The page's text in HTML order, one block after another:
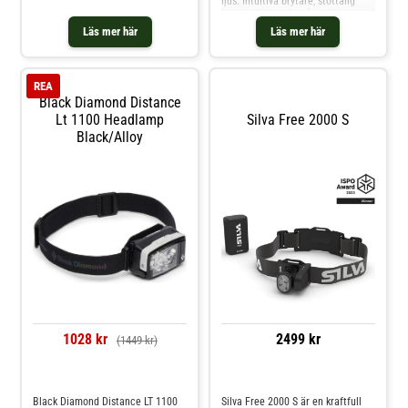
Läs mer här Läs mer här
konstruktion och mångsidiga
funktioner ger en utmärkt
användarupplevelse för krävande
arbete och fritid. Deklarerat
Black Diamond Distance
Lt 1100 Headlamp
Black/Alloy
REA
1028 kr (1449 kr)
Black Diamond Distance LT 1100
Silva Free 2000 S
2499 kr
Silva Free 2000 S är en kraftfull